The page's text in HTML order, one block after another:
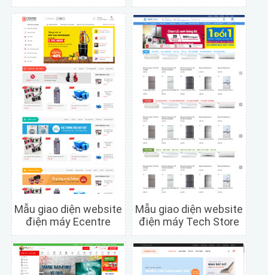
Mẫu giao diện website
điện máy Ecentre
Mẫu giao diện website
điện máy Tech Store